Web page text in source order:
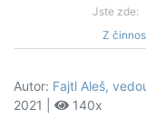
Jste zde:
Z
Autor: Fajtl Aleš,
2021 |
140x